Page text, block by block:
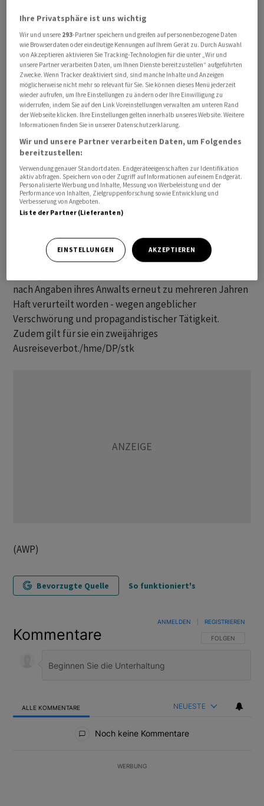
«Das iranische Regime hat Mohammadi eingesperrt, weil
sie ihre Stimme erhoben hat - weil sie im Namen des
iranischen Volkes und seiner Hoffnungen auf ein
besseres Leben gesprochen hat», schrieb Barnes weiter.
Die Aktivistin war 2023 für ihren Einsatz gegen die
Unterdrückung von Frauen und gegen die Todesstrafe
im Iran mit dem Friedensnobelpreis ausgezeichnet
worden. Sie ist im Zentralgefängnis der Stadt
Sandschan im Nordwesten des Irans inhaftiert und wird
zurzeit in einem Krankenhaus behandelt. Nach Angaben
Herzprobleme auf eine Intensivstation verlegt.
nach Angaben ihres Anwalts erneut zu mehreren Jahren
Haft verurteilt worden - wegen angeblicher
Verschwörung und propagandistischer Tätigkeit.
Zudem gilt für sie ein zweijähriges
Ausreiseverbot./hme/DP/stk
(AWP)
Bevorzugte Quelle So funktioniert's
Kommentare FOLGE DIESER
FOLGEN
ANMELDEN REGISTRIEREN
ALLE KOMMENTARE NEUESTE
Noch keine Kommentare
WERBUNG
Ihre Privatsphäre ist uns wichtig
Wir und unsere 293-Partner speichern und greifen auf personenbezogene Daten
wie Browserdaten oder eindeutige Kennungen auf Ihrem Gerät zu. Durch Auswahl
von Akzeptieren aktivieren Sie Tracking-Technologien für die unter „Wir und
unsere Partner verarbeiten Daten, um Ihnen Dienste bereitzustellen“ aufgeführten
Zwecke. Wenn Tracker deaktiviert sind, sind manche Inhalte und Anzeigen
möglicherweise nicht mehr so relevant für Sie. Sie können dieses Menü jederzeit
wieder aufrufen, um Ihre Einstellungen zu ändern oder Ihre Einwilligung zu
widerrufen, indem Sie auf den Link Voreinstellungen verwalten am unteren Rand
der Webseite klicken. Ihre Einstellungen gelten innerhalb unseres Website. Weitere
Informationen finden Sie in unserer Datenschutzerklärung.
Wir und unsere Partner verarbeiten Daten, um Folgendes
bereitzustellen:
Verwendung genauer Standortdaten. Endgeräteeigenschaften zur Identifikation
aktiv abfragen. Speichern von oder Zugriff auf Informationen auf einem Endgerät.
Personalisierte Werbung und Inhalte, Messung von Werbeleistung und der
Performance von Inhalten, Zielgruppenforschung sowie Entwicklung und
Verbesserung von Angeboten.
Liste der Partner (Lieferanten)
EINSTELLUNGEN AKZEPTIEREN